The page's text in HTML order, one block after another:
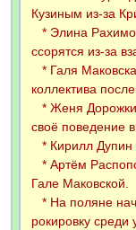
Кузиным из-за
* Элина
ссорятся из-за
* Галя
коллектива
* Женя
своё поведение
* Кирилл Дупин
* Артём
Гале Маковской.
* На поляне
рокировку среди